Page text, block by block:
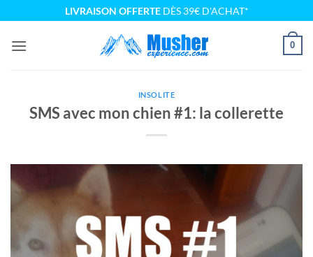
au
contenu
LIVRAISON OFFERTEDÈS 39€ D'ACHAT*
0
INSOLITE
SMS avec mon chien #1: la collerette